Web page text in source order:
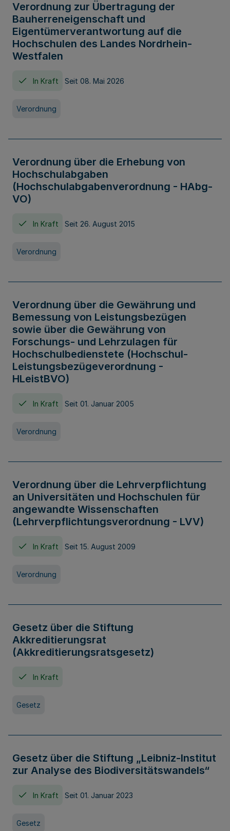
Verordnung zur Übertragung der
Bauherreneigenschaft und
Eigentümerverantwortung auf die
Hochschulen des Landes Nordrhein-
Westfalen
In Kraft Seit 08. Mai 2026
Verordnung
Verordnung über die Erhebung von
Hochschulabgaben
(Hochschulabgabenverordnung - HAbg-
VO)
In Kraft Seit 26. August 2015
Verordnung
Verordnung über die Gewährung und
Bemessung von Leistungsbezügen
sowie über die Gewährung von
Forschungs- und Lehrzulagen für
Hochschulbedienstete (Hochschul-
Leistungsbezügeverordnung -
HLeistBVO)
In Kraft Seit 01. Januar 2005
Verordnung
Verordnung über die Lehrverpflichtung
an Universitäten und Hochschulen für
angewandte Wissenschaften
(Lehrverpflichtungsverordnung - LVV)
In Kraft Seit 15. August 2009
Verordnung
Gesetz über die Stiftung
Akkreditierungsrat
(Akkreditierungsratsgesetz)
In Kraft
Gesetz
Gesetz über die Stiftung „Leibniz-Institut
zur Analyse des Biodiversitätswandels“
In Kraft Seit 01. Januar 2023
Gesetz